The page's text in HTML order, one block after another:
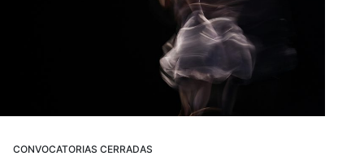
CONVOCATORIAS CERRADAS